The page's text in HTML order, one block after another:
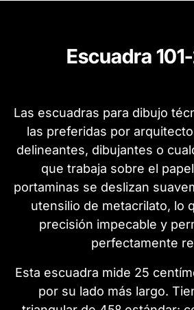
Escuadra
Las escuadras para dibujo
las preferidas por
delineantes, dibujantes o
que trabaja sobre el
portaminas se deslizan
utensilio de metacrilato, lo
precisión impecable y
perfectamente
Esta escuadra mide 25
por su lado más largo.